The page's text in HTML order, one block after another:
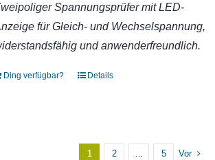
Spannungsprüfer mit LED-
für Gleich- und Wechselspannung,
und anwenderfreundlich.
Ding verfügbar? Details
1 2 … 5 Vor